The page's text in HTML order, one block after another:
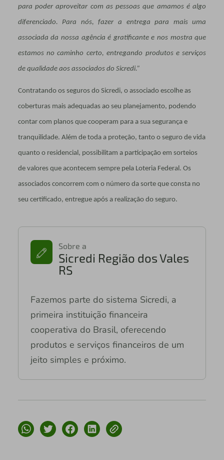
para poder aproveitar com as pessoas que amamos é algo
diferenciado. Para nós, fazer a entrega para mais uma
associada da nossa agência é gratificante e nos mostra que
estamos no caminho certo, entregando produtos e serviços
de qualidade aos associados do Sicredi.”
Contratando os seguros do Sicredi, o associado escolhe as
coberturas mais adequadas ao seu planejamento, podendo
contar com planos que cooperam para a sua segurança e
tranquilidade. Além de toda a proteção, tanto o seguro de vida
quanto o residencial, possibilitam a participação em sorteios
de valores que acontecem sempre pela Loteria Federal. Os
associados concorrem com o número da sorte que consta no
seu certificado, entregue após a realização do seguro.
Sobre a
Sicredi Região dos Vales
RS
Fazemos parte do sistema Sicredi, a
primeira instituição financeira
cooperativa do Brasil, oferecendo
produtos e serviços financeiros de um
jeito simples e próximo.